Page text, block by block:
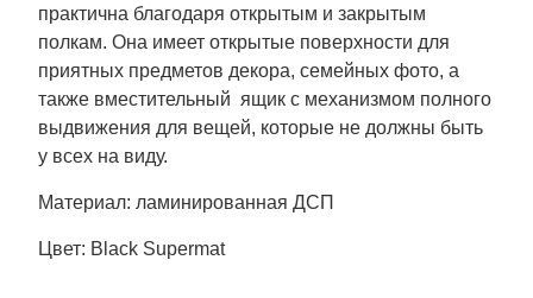
практична благодаря открытым и закрытым
полкам. Она имеет открытые поверхности для
приятных предметов декора, семейных фото, а
также вместительный ящик с механизмом полного
выдвижения для вещей, которые не должны быть
у всех на виду.
Материал: ламинированная ДСП
Цвет: Black Supermat